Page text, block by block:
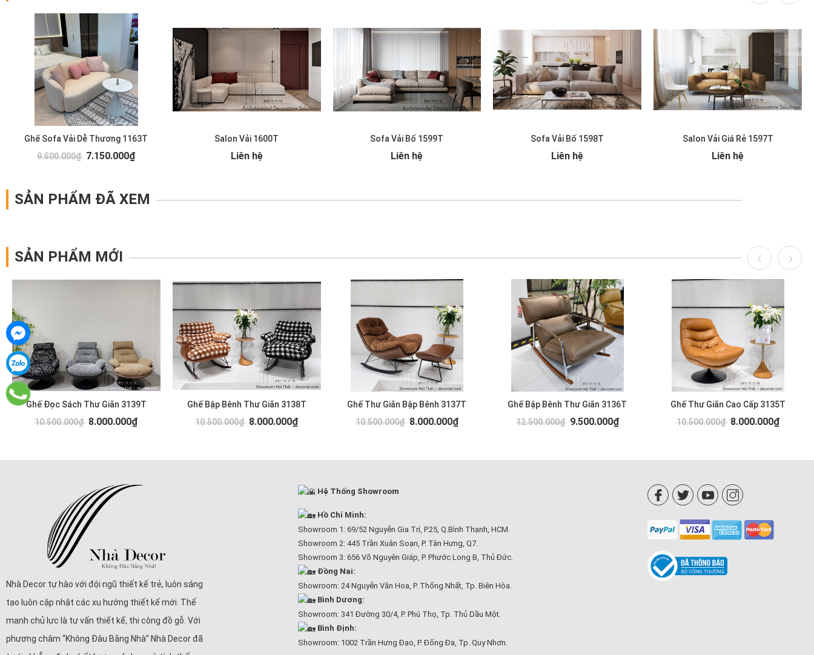
Ghế Sofa Vải Dễ Thương 1163T
9.500.000₫ 7.150.000₫
Salon Vải 1600T
Liên hệ
Sofa Vải Bố 1599T
Liên hệ
Sofa Vải Bố 1598T
Liên hệ
Salon Vải Giá Rẻ 1597T
Liên hệ
SẢN PHẨM ĐÃ XEM
SẢN PHẨM MỚI
Ghế Đọc Sách Thư Giãn 3139T
10.500.000₫ 8.000.000₫
Ghế Bập Bênh Thư Giãn 3138T
10.500.000₫ 8.000.000₫
Ghế Thư Giãn Bập Bênh 3137T
10.500.000₫ 8.000.000₫
Ghế Bập Bênh Thư Giãn 3136T
12.500.000₫ 9.500.000₫
Ghế Thư Giãn Cao Cấp 3135T
10.500.000₫ 8.000.000₫
Nhà Decor tự hào với đội ngũ thiết kế trẻ, luôn sáng
tạo luôn cập nhật các xu hướng thiết kế mới. Thế
mạnh chủ lực là tư vấn thiết kế, thi công đồ gỗ. Với
phương châm “Không Đâu Bằng Nhà” Nhà Decor đã
Hệ Thống Showroom
Hồ Chí Minh:
Showroom 1: 69/52 Nguyễn Gia Trí, P.25, Q.Bình Thạnh, HCM.
Showroom 2: 445 Trần Xuân Soạn, P. Tân Hưng, Q7.
Showroom 3: 656 Võ Nguyên Giáp, P. Phước Long B, Thủ Đức.
Đồng Nai:
Showroom: 24 Nguyễn Văn Hoa, P. Thống Nhất, Tp. Biên Hòa.
Bình Dương:
Showroom: 341 Đường 30/4, P. Phú Thọ, Tp. Thủ Dầu Một.
Bình Định:
Showroom: 1002 Trần Hưng Đạo, P. Đống Đa, Tp. Quy Nhơn.